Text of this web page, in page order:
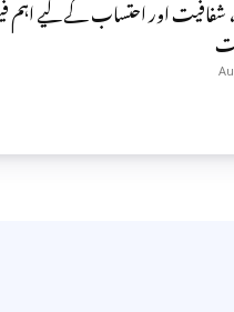
شفافیت اور احتساب کے لیے